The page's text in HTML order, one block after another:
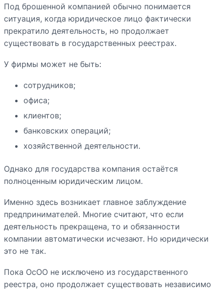
Под брошенной компанией обычно понимается
ситуация, когда юридическое лицо фактически
прекратило деятельность, но продолжает
существовать в государственных реестрах.
У фирмы может не быть:
сотрудников;
офиса;
клиентов;
банковских операций;
хозяйственной деятельности.
Однако для государства компания остаётся
полноценным юридическим лицом.
Именно здесь возникает главное заблуждение
предпринимателей. Многие считают, что если
деятельность прекращена, то и обязанности
компании автоматически исчезают. Но юридически
это не так.
Пока ОсОО не исключено из государственного
реестра, оно продолжает существовать независимо